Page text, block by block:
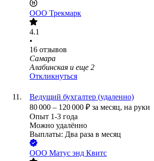
ООО Трекмарк
4.1
•
16 отзывов
Самара
Алабинская и еще 2
Откликнуться
Ведущий бухгалтер (удаленно)
80 000 – 120 000 ₽ за месяц, на руки
Опыт 1-3 года
Можно удалённо
Выплаты: Два раза в месяц
ООО Матус энд Квитс